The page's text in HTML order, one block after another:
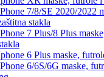
7/8/SE 2020/2022
stakla
7 Plus/8 Plus
6 Plus maske,
6/6S/6G maske,